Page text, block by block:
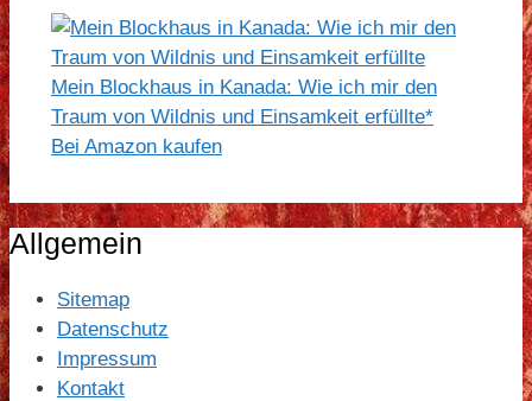
Mein Blockhaus in Kanada: Wie ich mir den
Traum von Wildnis und Einsamkeit erfüllte*
Bei Amazon kaufen
Allgemein
Sitemap
Datenschutz
Impressum
Kontakt